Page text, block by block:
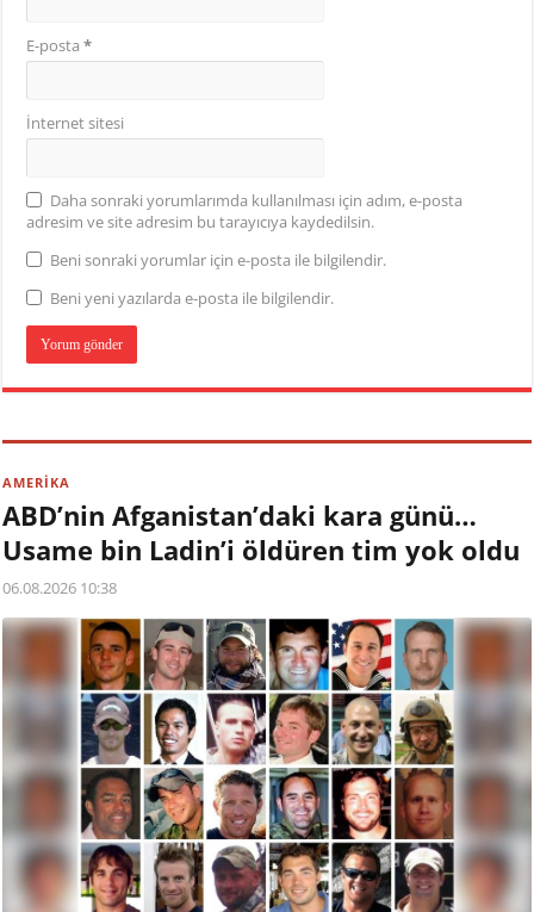
E-posta*
İnternet sitesi
Daha sonraki yorumlarımda kullanılması için adım, e-posta
adresim ve site adresim bu tarayıcıya kaydedilsin.
Beni sonraki yorumlar için e-posta ile bilgilendir.
Beni yeni yazılarda e-posta ile bilgilendir.
AMERİKA
ABD’nin Afganistan’daki kara günü…
Usame bin Ladin’i öldüren tim yok oldu
06.08.2026 10:38